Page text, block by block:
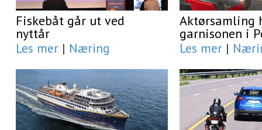
Fiskebåt går ut ved
nyttår
Les mer | Næring
Aktørsamling
garnisonen i
Les mer |